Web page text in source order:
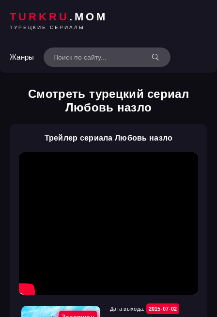
TURKRU .MOM
ТУРЕЦКИЕ СЕРИАЛЫ
Жанры
Смотреть турецкий сериал
Любовь назло
Трейлер сериала Любовь назло
Дата выхода:
2015-07-02